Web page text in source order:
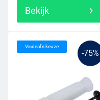
Bekijk
-75%
Visdeal's keuze